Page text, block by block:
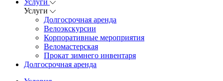
Услуги
Услуги
Долгосрочная аренда
Велоэкскурсии
Корпоративные мероприятия
Веломастерская
Прокат зимнего инвентаря
Долгосрочная аренда